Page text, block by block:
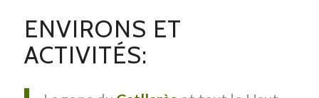
ENVIRONS ET
ACTIVITÉS: